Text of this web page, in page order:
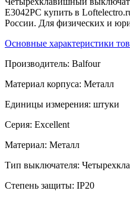
E3042PC купить в
России. Для физических и
Основные характеристики
Производитель: Balfour
Материал корпуса: Металл
Единицы измерения: штуки
Серия: Excellent
Материал: Металл
Тип выключателя:
Степень защиты: IP20